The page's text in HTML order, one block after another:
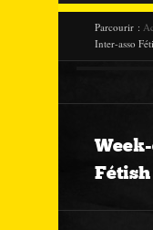
Parcourir :
Inter-asso